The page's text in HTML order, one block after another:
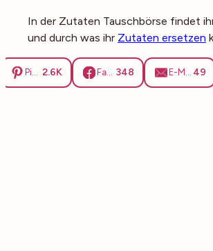
In der Zutaten Tauschbörse findet
und durch was ihr Zutaten ersetzen
2.6K 348 49